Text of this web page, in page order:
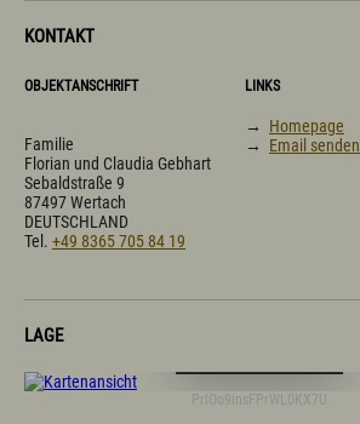
KONTAKT
OBJEKTANSCHRIFT
Familie
Florian und Claudia Gebhart
Sebaldstraße 9
87497 Wertach
DEUTSCHLAND
Tel. +49 8365 705 84 19
LINKS
→ Homepage
→ Email senden
LAGE
PrlOo9insFPrWL0KX7U